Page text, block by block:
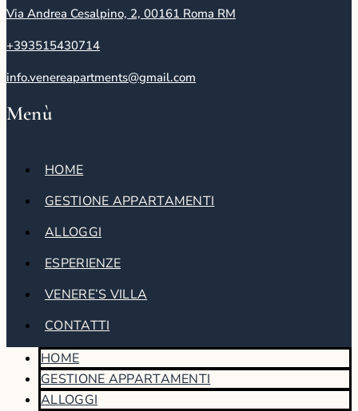
Via Andrea Cesalpino, 2, 00161 Roma RM
+393515430714
info.venereapartments@gmail.com
Menù
HOME
GESTIONE APPARTAMENTI
ALLOGGI
ESPERIENZE
VENERE’S VILLA
CONTATTI
HOME
GESTIONE APPARTAMENTI
ALLOGGI